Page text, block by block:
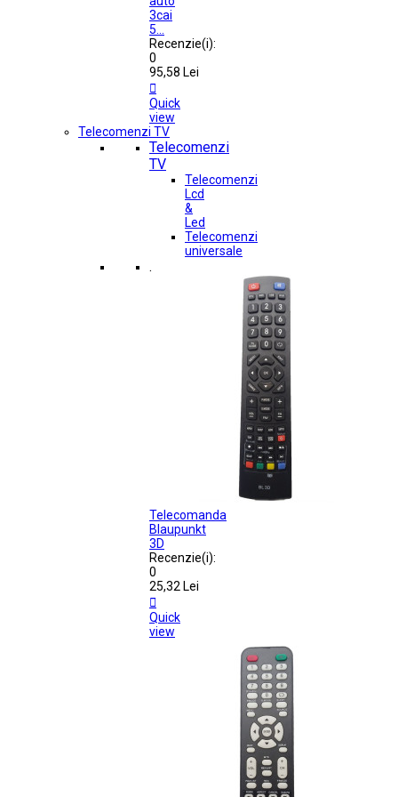
3cai
5...
Recenzie(i):
0
95,58 Lei

Quick
view
Telecomenzi TV
Telecomenzi
TV
Telecomenzi
Lcd
&
Led
Telecomenzi
universale
.
Telecomanda
Blaupunkt
3D
Recenzie(i):
0
25,32 Lei

Quick
view